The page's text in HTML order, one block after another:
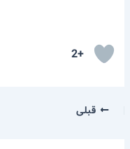
+2
قبلی